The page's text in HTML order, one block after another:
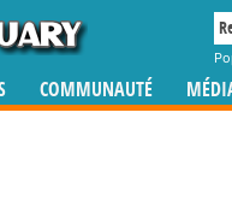
COMMUNAUTÉ